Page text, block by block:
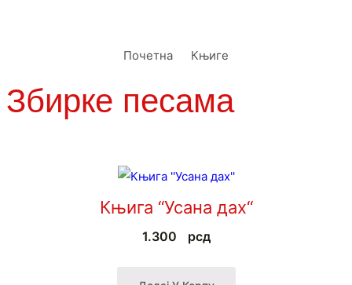
ПИСМО
Почетна Књиге
Збирке песама
Књига “Усана дах“
1.300 рсд